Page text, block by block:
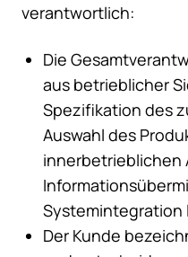
verantwortlich:
Die
aus betrieblicher
Spezifikation des
Auswahl des
innerbetrieblichen
Systemintegration
Der Kunde